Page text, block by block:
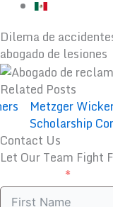
Dilema de
abogado de lesiones
Related Posts
Metzger
Scholarship Contest
Contact Us
Let Our Team Fight